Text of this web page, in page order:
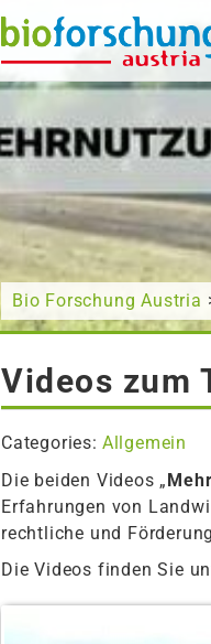
What are you looking for?
Bio Forschung Austria
Videos zum
Categories: Allgemein
Die beiden Videos „
Erfahrungen von
rechtliche und
Die Videos finden Sie